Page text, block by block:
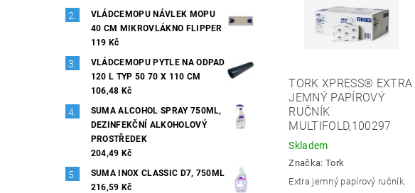
VLÁDCEMOPU NÁVLEK MOPU
40 CM MIKROVLÁKNO FLIPPER
119 Kč
VLÁDCEMOPU PYTLE NA ODPAD
120 L TYP 50 70 X 110 CM
106,48 Kč
SUMA ALCOHOL SPRAY 750ML,
DEZINFEKČNÍ ALKOHOLOVÝ
PROSTŘEDEK
204,49 Kč
SUMA INOX CLASSIC D7, 750ML
216,59 Kč
TORK XPRESS® EXTRA
JEMNÝ PAPÍROVÝ
RUČNÍK
MULTIFOLD,100297
Skladem
Značka: Tork
Extra jemný papírový ručník.